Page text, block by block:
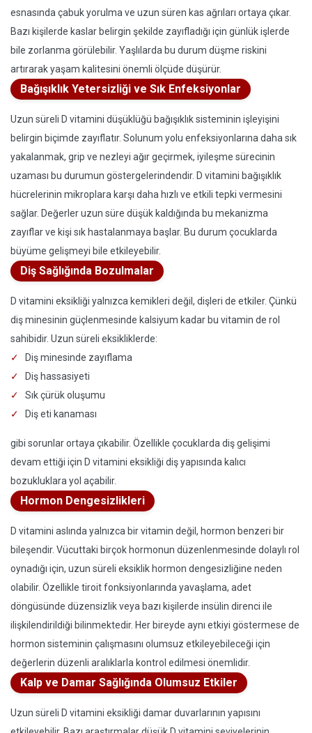
esnasında çabuk yorulma ve uzun süren kas ağrıları ortaya çıkar.
Bazı kişilerde kaslar belirgin şekilde zayıfladığı için günlük işlerde
bile zorlanma görülebilir. Yaşlılarda bu durum düşme riskini
artırarak yaşam kalitesini önemli ölçüde düşürür.
Bağışıklık Yetersizliği ve Sık Enfeksiyonlar
Uzun süreli D vitamini düşüklüğü bağışıklık sisteminin işleyişini
belirgin biçimde zayıflatır. Solunum yolu enfeksiyonlarına daha sık
yakalanmak, grip ve nezleyi ağır geçirmek, iyileşme sürecinin
uzaması bu durumun göstergelerindendir. D vitamini bağışıklık
hücrelerinin mikroplara karşı daha hızlı ve etkili tepki vermesini
sağlar. Değerler uzun süre düşük kaldığında bu mekanizma
zayıflar ve kişi sık hastalanmaya başlar. Bu durum çocuklarda
büyüme gelişmeyi bile etkileyebilir.
Diş Sağlığında Bozulmalar
D vitamini eksikliği yalnızca kemikleri değil, dişleri de etkiler. Çünkü
diş minesinin güçlenmesinde kalsiyum kadar bu vitamin de rol
sahibidir. Uzun süreli eksikliklerde:
Diş minesinde zayıflama
Diş hassasiyeti
Sık çürük oluşumu
Diş eti kanaması
gibi sorunlar ortaya çıkabilir. Özellikle çocuklarda diş gelişimi
devam ettiği için D vitamini eksikliği diş yapısında kalıcı
bozukluklara yol açabilir.
Hormon Dengesizlikleri
D vitamini aslında yalnızca bir vitamin değil, hormon benzeri bir
bileşendir. Vücuttaki birçok hormonun düzenlenmesinde dolaylı rol
oynadığı için, uzun süreli eksiklik hormon dengesizliğine neden
olabilir. Özellikle tiroit fonksiyonlarında yavaşlama, adet
döngüsünde düzensizlik veya bazı kişilerde insülin direnci ile
ilişkilendirildiği bilinmektedir. Her bireyde aynı etkiyi göstermese de
hormon sisteminin çalışmasını olumsuz etkileyebileceği için
değerlerin düzenli aralıklarla kontrol edilmesi önemlidir.
Kalp ve Damar Sağlığında Olumsuz Etkiler
Uzun süreli D vitamini eksikliği damar duvarlarının yapısını